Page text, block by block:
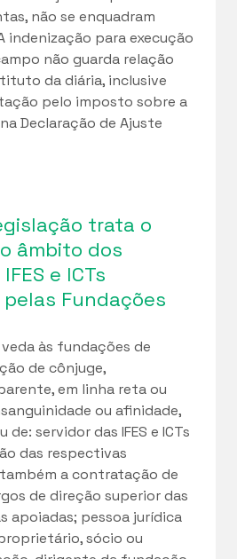
não se enquadram
indenização para execução
não guarda relação
da diária, inclusive
pelo imposto sobre a
Declaração de Ajuste
trata o
âmbito dos
e ICTs
Fundações
às fundações de
de cônjuge,
em linha reta ou
ou afinidade,
servidor das IFES e ICTs
das respectivas
a contratação de
de direção superior das
apoiadas; pessoa jurídica
sócio ou